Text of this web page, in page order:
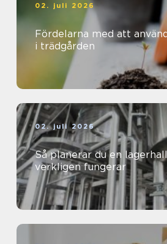
02. juli 2026
Fördelarna med att
i trädgården
02. juli 2026
Så planerar du en
verkligen fungerar